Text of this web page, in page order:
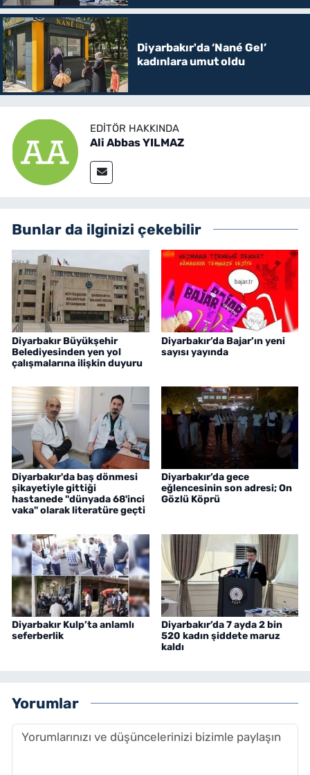
Diyarbakır'da ‘Nané Gel’
kadınlara umut oldu
EDITÖR HAKKINDA
Ali Abbas YILMAZ
Bunlar da ilginizi çekebilir
Diyarbakır Büyükşehir
Belediyesinden yen yol
çalışmalarına ilişkin duyuru
Diyarbakır’da Bajar’ın yeni
sayısı yayında
Diyarbakır'da baş dönmesi
şikayetiyle gittiği
hastanede "dünyada 68'inci
vaka" olarak literatüre geçti
Diyarbakır’da gece
eğlencesinin son adresi; On
Gözlü Köprü
Diyarbakır Kulp’ta anlamlı
seferberlik
Diyarbakır’da 7 ayda 2 bin
520 kadın şiddete maruz
kaldı
Yorumlar